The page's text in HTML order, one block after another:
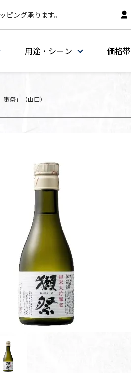
ング承ります。
用途・シーン 価格帯
獺祭」（山口）